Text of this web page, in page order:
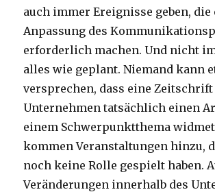
auch immer Ereignisse geben, die
Anpassung des
erforderlich machen. Und nicht
alles wie geplant. Niemand kann
versprechen, dass eine Zeitschrift
Unternehmen tatsächlich einen
einem Schwerpunktthema
kommen Veranstaltungen hinzu,
noch keine Rolle gespielt haben.
Veränderungen innerhalb des